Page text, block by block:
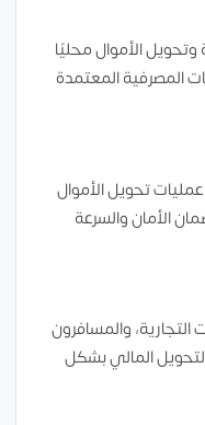
الأموال محليًا
المصرفية المعتمدة
تحويل الأموال
الأمان والسرعة
التجارية، والمسافرون
المالي بشكل